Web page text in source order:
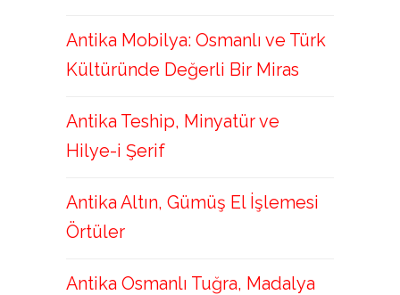
Antika Mobilya: Osmanlı ve Türk
Kültüründe Değerli Bir Miras
Antika Teship, Minyatür ve
Hilye-i Şerif
Antika Altın, Gümüş El İşlemesi
Örtüler
Antika Osmanlı Tuğra, Madalya